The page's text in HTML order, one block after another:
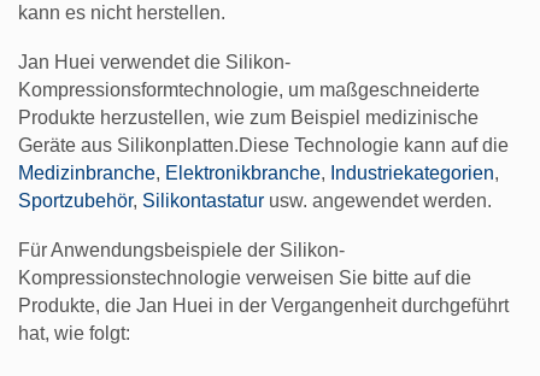
kann es nicht herstellen.
Jan Huei verwendet die Silikon-
Kompressionsformtechnologie, um maßgeschneiderte
Produkte herzustellen, wie zum Beispiel medizinische
Geräte aus Silikonplatten.Diese Technologie kann auf die
Medizinbranche, Elektronikbranche, Industriekategorien,
Sportzubehör, Silikontastatur usw. angewendet werden.
Für Anwendungsbeispiele der Silikon-
Kompressionstechnologie verweisen Sie bitte auf die
Produkte, die Jan Huei in der Vergangenheit durchgeführt
hat, wie folgt: